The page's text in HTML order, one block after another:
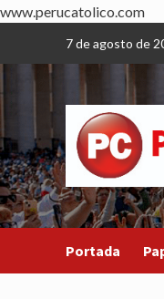
www.perucatolico.com
content
7 de agosto de
Portada